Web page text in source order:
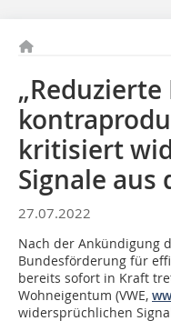
kritisiert
Signale aus
27.07.2022
Nach der Ankündigung
Bundesförderung für
bereits sofort in Kraft
Wohneigentum (VWE,
widersprüchlichen